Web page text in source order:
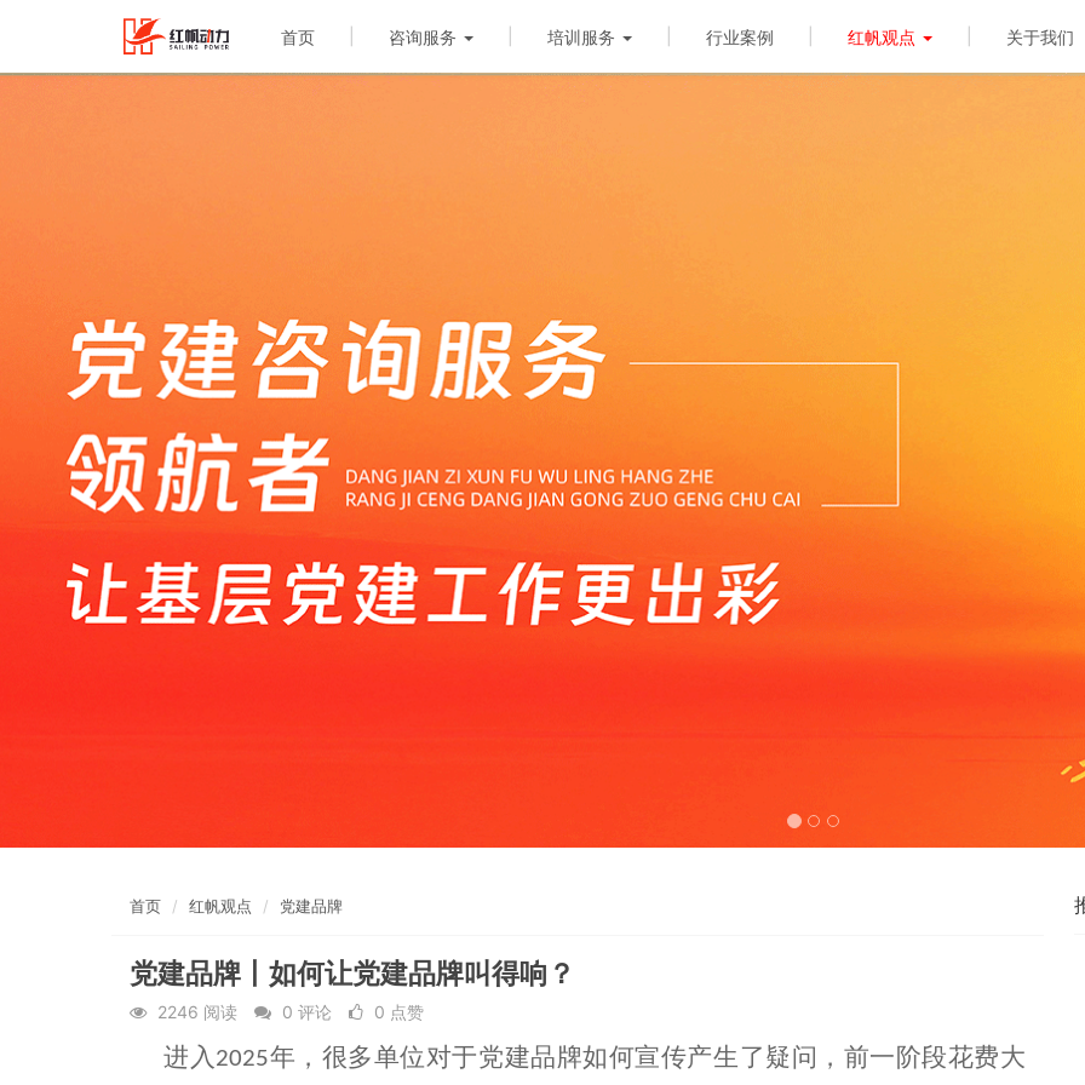
首页 咨询服务 培训服务 行业案例 红帆观点 关于我们
首页 红帆观点 党建品牌
党建品牌丨如何让党建品牌叫得响？
2246 阅读 0 评论 0 点赞
进入 2025年，很多单位对于党建品牌如何宣传产生了疑问，前一阶段花费大